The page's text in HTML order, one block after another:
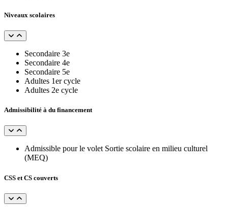
Niveaux scolaires
Secondaire 3e
Secondaire 4e
Secondaire 5e
Adultes 1er cycle
Adultes 2e cycle
Admissibilité à du financement
Admissible pour le volet Sortie scolaire en milieu culturel
(MEQ)
CSS et CS couverts